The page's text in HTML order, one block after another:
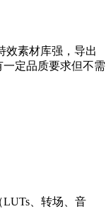
效素材库强，导出
一定品质要求但不需
、转场、音